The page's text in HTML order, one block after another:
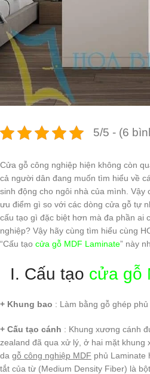
5/5 - (6
Cửa gỗ công nghiệp hiện không còn
cả người dân đang muốn tìm hiểu về
sinh động cho ngôi nhà của mình. Vậy
ưu điểm gì so với các dòng cửa gỗ tự
cấu tạo gì đặc biệt hơn mà đa phần ai
nghiệp? Vậy hãy cùng tìm hiểu cùng
“Cấu tạo cửa gỗ MDF Laminate” này
I. Cấu tạo cửa gỗ
+ Khung bao : Làm bằng gỗ ghép phủ
+ Cấu tạo cánh : Khung xương cánh
zealand đã qua xử lý, ở hai mặt khung
da gỗ công nghiệp MDF phủ Laminate
tắt của từ (Medium Density Fiber) là